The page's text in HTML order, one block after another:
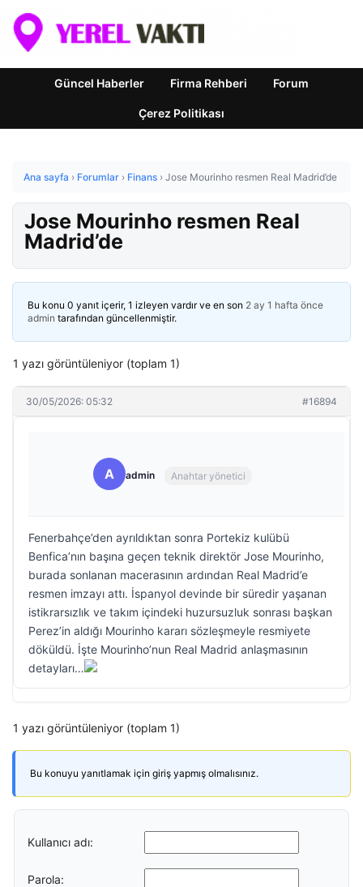
Güncel Haberler Firma Rehberi Forum
Çerez Politikası
Ana sayfa › Forumlar › Finans › Jose Mourinho resmen Real Madrid’de
Jose Mourinho resmen Real
Madrid’de
Bu konu 0 yanıt içerir, 1 izleyen vardır ve en son 2 ay 1 hafta önce
admin tarafından güncellenmiştir.
1 yazı görüntüleniyor (toplam 1)
30/05/2026: 05:32 #16894
A admin Anahtar yönetici
Fenerbahçe’den ayrıldıktan sonra Portekiz kulübü
Benfica’nın başına geçen teknik direktör Jose Mourinho,
burada sonlanan macerasının ardından Real Madrid’e
resmen imzayı attı. İspanyol devinde bir süredir yaşanan
istikrarsızlık ve takım içindeki huzursuzluk sonrası başkan
Perez’in aldığı Mourinho kararı sözleşmeyle resmiyete
döküldü. İşte Mourinho’nun Real Madrid anlaşmasının
detayları…
1 yazı görüntüleniyor (toplam 1)
Bu konuyu yanıtlamak için giriş yapmış olmalısınız.
Kullanıcı adı:
Parola: